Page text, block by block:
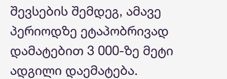
შევსების შემდეგ, ამავე
პერიოდზე ეტაპობრივად
დამატებით 3 000-ზე მეტი
ადგილი დაემატება.